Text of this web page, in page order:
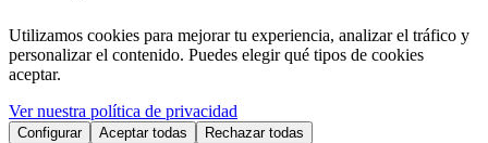
Utilizamos cookies para mejorar tu experiencia, analizar el tráfico y
personalizar el contenido. Puedes elegir qué tipos de cookies
aceptar.
Ver nuestra política de privacidad
Configurar Aceptar todas Rechazar todas